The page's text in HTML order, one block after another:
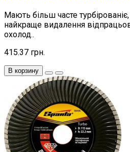
Мають більш часте
найкраще видалення
охолод..
415.37 грн.
В корзину